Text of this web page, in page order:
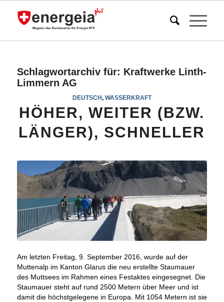
Schlagwortarchiv für: Kraftwerke Linth-
Limmern AG
DEUTSCH, WASSERKRAFT
HÖHER, WEITER (BZW.
LÄNGER), SCHNELLER
Am letzten Freitag, 9. September 2016, wurde auf der
Muttenalp im Kanton Glarus die neu erstellte Staumauer
des Muttsees im Rahmen eines Festaktes eingesegnet. Die
Staumauer steht auf rund 2500 Metern über Meer und ist
damit die höchstgelegene in Europa. Mit 1054 Metern ist sie